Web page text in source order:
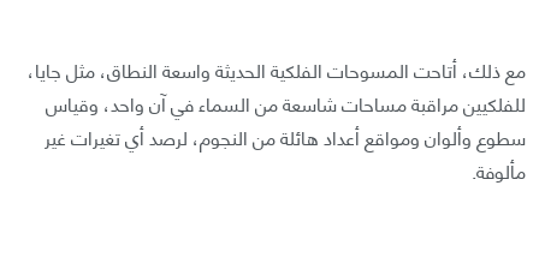
مع ذلك، أتاحت المسوحات الفلكية الحديثة واسعة النطاق، مثل جايا،
للفلكيين مراقبة مساحات شاسعة من السماء في آن واحد، وقياس
سطوع وألوان ومواقع أعداد هائلة من النجوم، لرصد أي تغيرات غير
مألوفة.